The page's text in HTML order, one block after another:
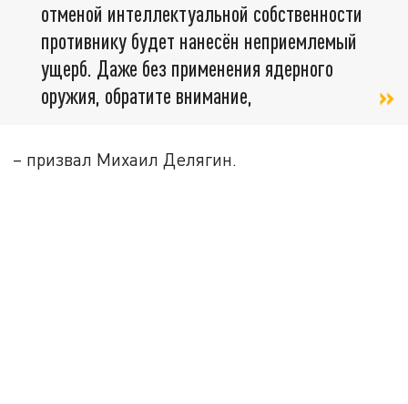
отменой интеллектуальной собственности
противнику будет нанесён неприемлемый
ущерб. Даже без применения ядерного
оружия, обратите внимание,
– призвал Михаил Делягин.